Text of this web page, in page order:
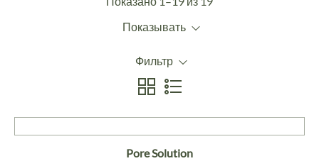
Показывать
Фильтр
Pore Solution